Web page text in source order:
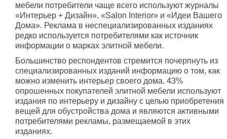
мебели потребители чаще всего используют журналы
«Интерьер + Дизайн», «Salon Interior» и «Идеи Вашего
Дома». Реклама в неспециализированных изданиях
редко используется потребителями как источник
информации о марках элитной мебели.
Большинство респондентов стремится почерпнуть из
специализированных изданий информацию о том, как
можно изменить интерьер своего дома. 43%
опрошенных покупателей элитной мебели используют
издания по интерьеру и дизайну с целью приобретения
вещей для обустройства дома и являются активными
потребителями рекламы, размещаемой в этих
изданиях.